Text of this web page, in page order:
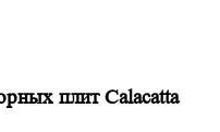
плит Calacatta